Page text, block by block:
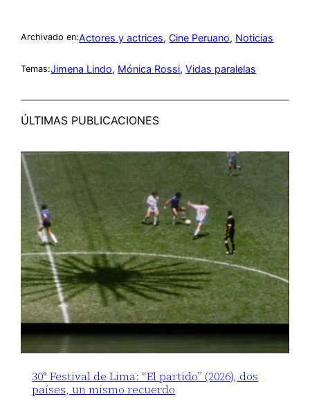
Archivado en:Actores y actrices, Cine Peruano, Noticias
Temas:Jimena Lindo, Mónica Rossi, Vidas paralelas
ÚLTIMAS PUBLICACIONES
30° Festival de Lima: “El partido” (2026), dos
países, un mismo recuerdo